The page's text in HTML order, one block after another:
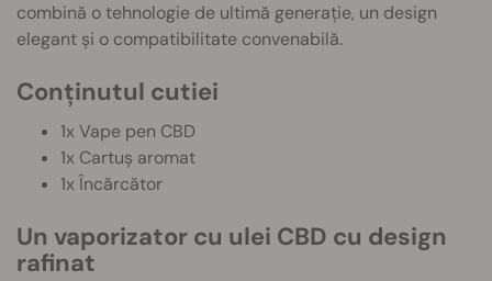
combină o tehnologie de ultimă generație, un design
elegant și o compatibilitate convenabilă.
Conținutul cutiei
1x Vape pen CBD
1x Cartuș aromat
1x Încărcător
Un vaporizator cu ulei CBD cu design
rafinat